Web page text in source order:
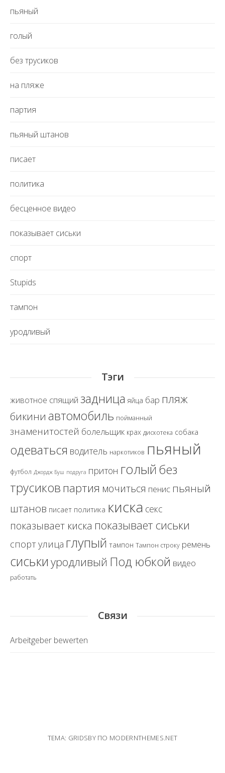
пьяный
голый
без трусиков
на пляже
партия
пьяный штанов
писает
политика
бесценное видео
показывает сиськи
спорт
Stupids
тампон
уродливый
Тэги
животное спящий задница яйца бар пляж
бикини автомобиль пойманный
знаменитостей болельщик крах дискотека собака
одеваться водитель наркотиков пьяный
футбол Джордж Буш подруга притон голый без
трусиковпартия мочиться пенис пьяный
штанов писает политика киска секс
показывает киска показывает сиськи
спортулица глупый тампон Тампон строку ремень
сиськи уродливый Под юбкой видео
работать
Связи
Arbeitgeber bewerten
ТЕМА: GRIDSBY ПО MODERNTHEMES.NET